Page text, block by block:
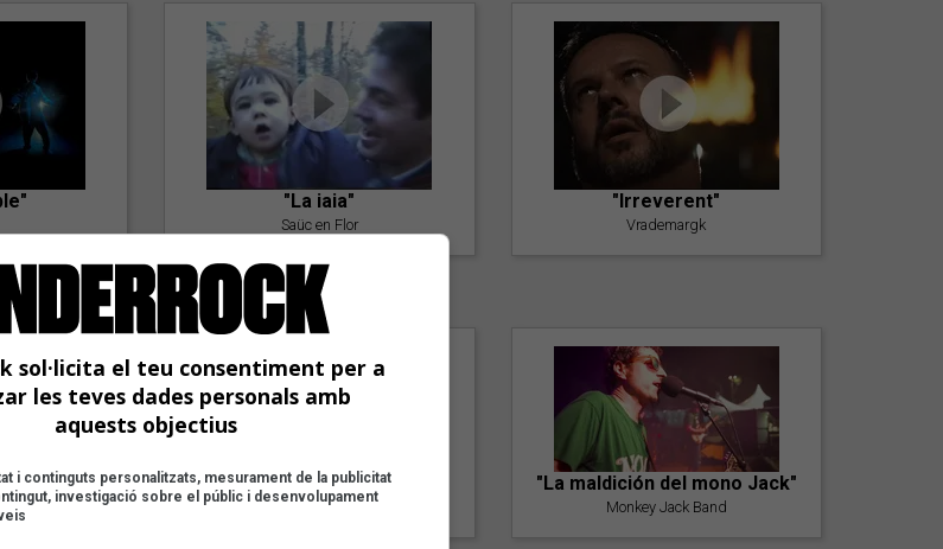
"La iaia"
Saüc en Flor
"Irreverent"
Vrademargk
"Postlude To A Kiss"
Goran Levi
"La maldición del mono Jack"
Monkey Jack Band
sol·licita el teu consentiment per a
les teves dades personals amb
aquests objectius
i continguts personalitzats, mesurament de la publicitat
investigació sobre el públic i desenvolupament